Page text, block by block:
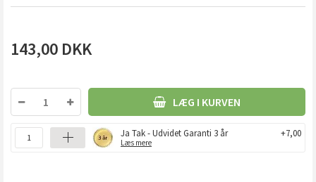
143,00 DKK
LÆG I KURVEN
Ja Tak - Udvidet Garanti 3 år
Læs mere
+7,00